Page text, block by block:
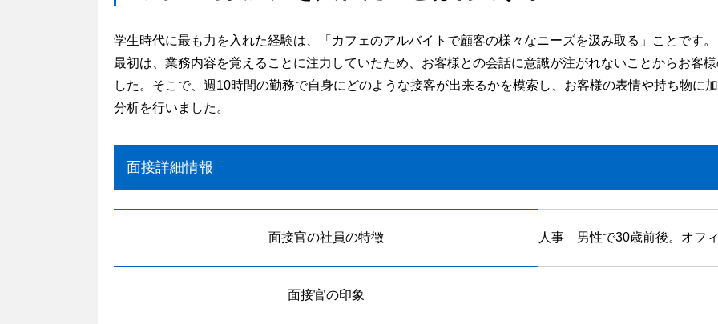
学生時代に最も力を入れた経験は、「カフェのアルバイトで顧客の様々なニーズを汲み取る」ことです。
最初は、業務内容を覚えることに注力していたため、お客様との会話に意識が注がれないことからお客
した。そこで、週10時間の勤務で自身にどのような接客が出来るかを模索し、お客様の表情や持ち物に
分析を行いました。
面接詳細情報
面接官の社員の特徴 人事 男性で30歳前後。オフ
面接官の印象